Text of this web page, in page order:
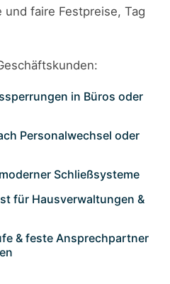
faire Festpreise, Tag
in Büros oder
Personalwechsel oder
Schließsysteme
für Hausverwaltungen &
& feste Ansprechpartner